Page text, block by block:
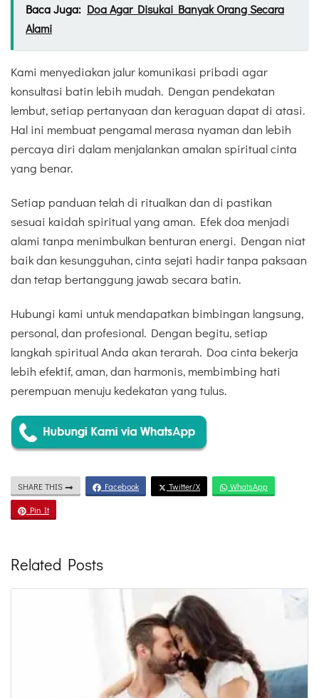
Baca Juga: Doa Agar Disukai Banyak Orang Secara
Alami
Kami menyediakan jalur komunikasi pribadi agar
konsultasi batin lebih mudah. Dengan pendekatan
lembut, setiap pertanyaan dan keraguan dapat di atasi.
Hal ini membuat pengamal merasa nyaman dan lebih
percaya diri dalam menjalankan amalan spiritual cinta
yang benar.
Setiap panduan telah di ritualkan dan di pastikan
sesuai kaidah spiritual yang aman. Efek doa menjadi
alami tanpa menimbulkan benturan energi. Dengan niat
baik dan kesungguhan, cinta sejati hadir tanpa paksaan
dan tetap bertanggung jawab secara batin.
Hubungi kami untuk mendapatkan bimbingan langsung,
personal, dan profesional. Dengan begitu, setiap
langkah spiritual Anda akan terarah. Doa cinta bekerja
lebih efektif, aman, dan harmonis, membimbing hati
perempuan menuju kedekatan yang tulus.
SHARE THIS Facebook Twitter/X WhatsApp
Pin It
Related Posts